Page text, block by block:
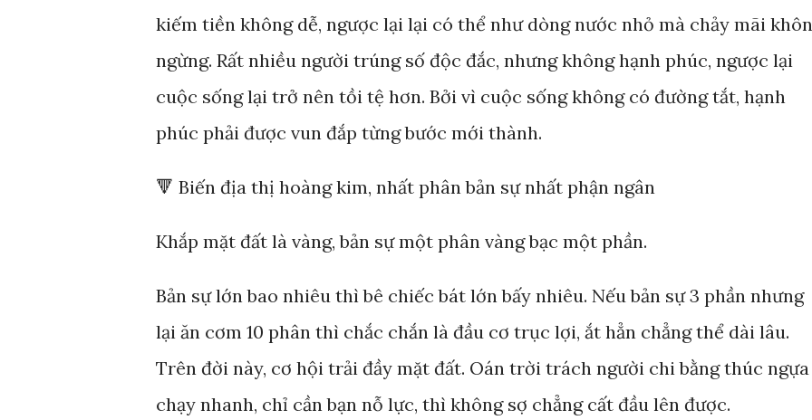
kiếm tiền không dễ, ngược lại lại có thể như dòng nước nhỏ mà chảy mãi
ngừng. Rất nhiều người trúng số độc đắc, nhưng không hạnh phúc, ngược lại
cuộc sống lại trở nên tồi tệ hơn. Bởi vì cuộc sống không có đường tắt, hạnh
phúc phải được vun đắp từng bước mới thành.
🔻 Biến địa thị hoàng kim, nhất phân bản sự nhất phận ngân
Khắp mặt đất là vàng, bản sự một phân vàng bạc một phần.
Bản sự lớn bao nhiêu thì bê chiếc bát lớn bấy nhiêu. Nếu bản sự 3 phần nhưng
lại ăn cơm 10 phân thì chắc chắn là đầu cơ trục lợi, ắt hẳn chẳng thể dài lâu.
Trên đời này, cơ hội trải đầy mặt đất. Oán trời trách người chi bằng thúc ngựa
chạy nhanh, chỉ cần bạn nỗ lực, thì không sợ chẳng cất đầu lên được.